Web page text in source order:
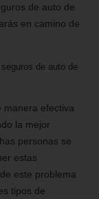
de auto de
en camino de
de auto de
manera efectiva
la mejor
personas se
estas
este problema
tipos de